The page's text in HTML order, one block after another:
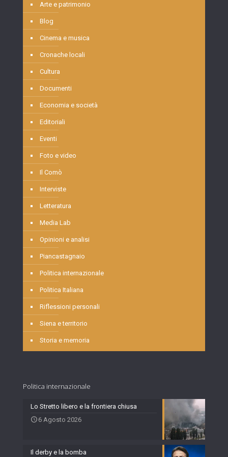
Arte e patrimonio
Blog
Cinema e musica
Cronache locali
Cultura
Documenti
Economia e società
Editoriali
Eventi
Foto e video
Il Comò
Interviste
Letteratura
Media Lab
Opinioni e analisi
Piancastagnaio
Politica internazionale
Politica Italiana
Riflessioni personali
Siena e territorio
Storia e memoria
Politica internazionale
Lo Stretto libero e la frontiera chiusa
6 Agosto 2026
Il derby e la bomba